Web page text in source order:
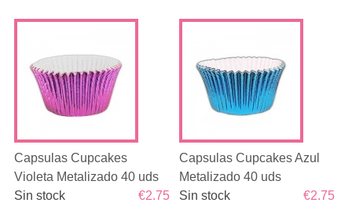
Capsulas Cupcakes
Violeta Metalizado 40 uds
€2.75
Sin stock
Capsulas Cupcakes Azul
Metalizado 40 uds
€2.75
Sin stock